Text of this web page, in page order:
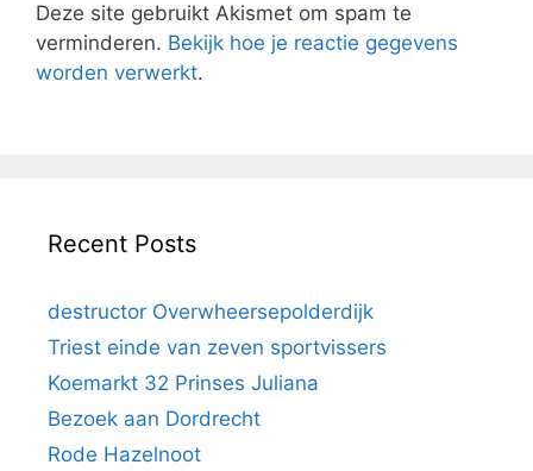
Deze site gebruikt Akismet om spam te
verminderen. Bekijk hoe je reactie gegevens
worden verwerkt.
Recent Posts
destructor Overwheersepolderdijk
Triest einde van zeven sportvissers
Koemarkt 32 Prinses Juliana
Bezoek aan Dordrecht
Rode Hazelnoot